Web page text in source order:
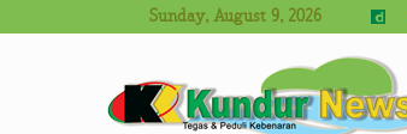
Sunday, August 9, 2026